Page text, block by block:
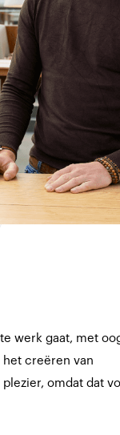
werk gaat, met
het creëren van
omdat dat